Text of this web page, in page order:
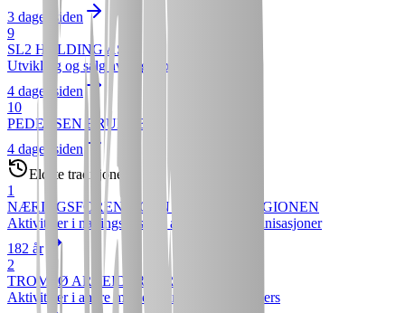
3 dager siden
9
SL2 HOLDING AS
Utvikling og salg av byggeprosjekter
4 dager siden
10
PEDERSEN BRUKTBIL
4 dager siden
Eldste tradisjoner
1
NÆRINGSFORENINGEN I TROMSØREGIONEN
Aktiviteter i næringslivs- og arbeidsgiverorganisasjoner
182 år
2
TROMSØ ARBEIDERFORENING
Aktiviteter i andre medlemsorganisasjoner ellers